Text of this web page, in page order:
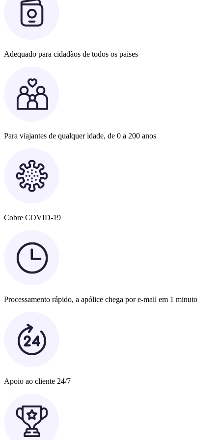
Adequado para cidadãos de todos os países
Para viajantes de qualquer idade, de 0 a 200 anos
Cobre COVID-19
Processamento rápido, a apólice chega por e-mail em 1 minuto
Apoio ao cliente 24/7